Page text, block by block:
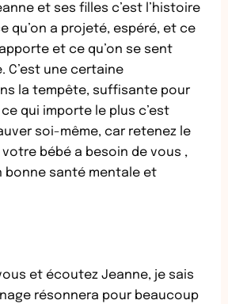
et ses filles c’est l’histoire
qu’on a projeté, espéré, et ce
et ce qu’on se sent
C’est une certaine
la tempête, suffisante pour
qui importe le plus c’est
soi-même, car retenez le
bébé a besoin de vous ,
bonne santé mentale et
et écoutez Jeanne, je sais
résonnera pour beaucoup